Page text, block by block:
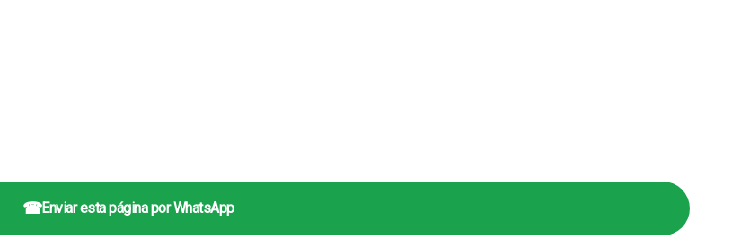
☎Enviar esta página por WhatsApp